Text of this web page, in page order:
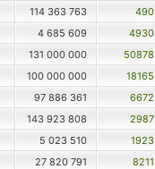
114 363 763
490
4 685 609
4930
131 000 000
50878
100 000 000
18165
97 886 361
6672
143 923 808
2987
5 023 510
1923
27 820 791
8211